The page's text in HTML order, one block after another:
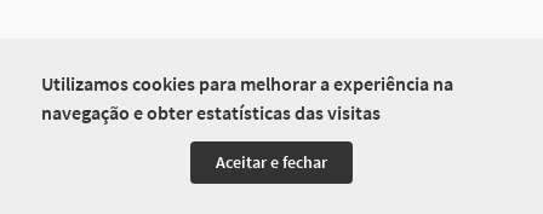
Utilizamos cookies para melhorar a experiência na
navegação e obter estatísticas das visitas
Aceitar e fechar